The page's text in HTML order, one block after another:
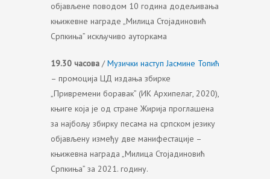
објављене поводом 10 година додељивања
књижевне награде „Милица Стојадиновић
Српкиња” искључиво ауторкама
19.30 часова /Музички наступ Јасмине Топић
– промоција ЦД издања збирке
„Привремени боравак” (ИК Архипелаг, 2020),
књиге која је од стране Жирија проглашена
за најбољу збирку песама на српском језику
објављену између две манифестације –
књижевна награда „Милица Стојадиновић
Српкиња” за 2021. годину.